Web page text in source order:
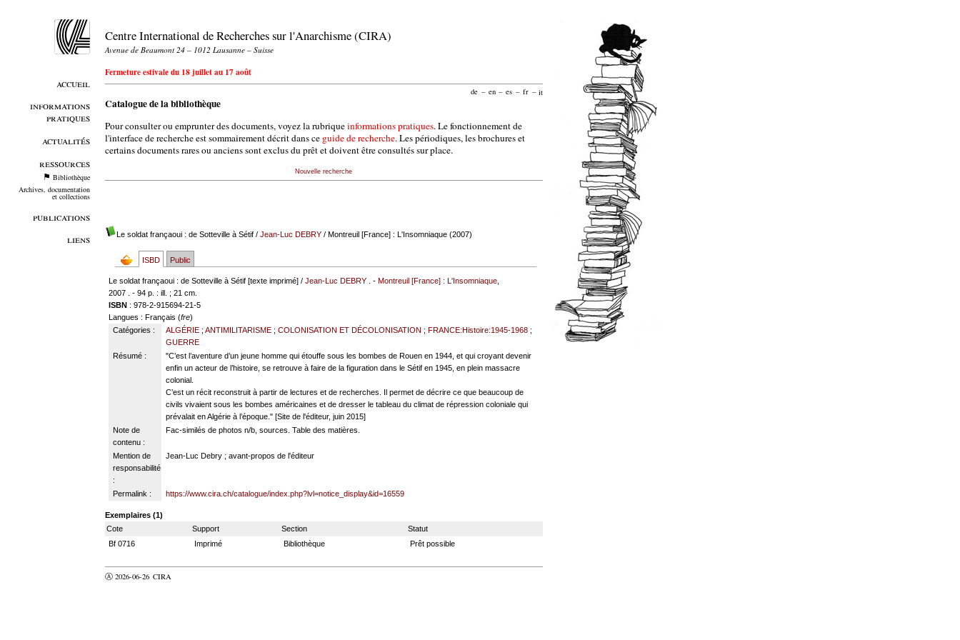
accueil
informations
pratiques
actualités
ressources
Bibliothèque
Archives, documentation
et collections
publications
liens
Centre International de Recherches sur l'Anarchisme (CIRA)
Avenue de Beaumont 24 – 1012 Lausanne – Suisse
Fermeture estivale du 18 juillet au 17 août
de – en – es – fr – it
Catalogue de la bibliothèque
Pour consulter ou emprunter des documents, voyez la rubriqueinformations pratiques. Le fonctionnement de
l'interface de recherche est sommairement décrit dans ce guide de recherche. Les périodiques, les brochures et
certains documents rares ou anciens sont exclus du prêt et doivent être consultés sur place.
Nouvelle recherche
Le soldat françaoui : de Sotteville à Sétif/ Jean-Luc DEBRY/ Montreuil [France] : L'Insomniaque (2007)
ISBD Public
Le soldat françaoui : de Sotteville à Sétif [texte imprimé] /Jean-Luc DEBRY . -Montreuil [France] : L'Insomniaque
2007 . - 94 p. : ill. ; 21 cm.
ISBN : 978-2-915694-21-5
Langues : Français (fre)
Catégories :
ALGÉRIE; ANTIMILITARISME; COLONISATION ET DÉCOLONISATION ; FRANCE:Histoire:1945-1968;
GUERRE
Résumé :
"C’est l’aventure d’un jeune homme qui étouffe sous les bombes de Rouen en 1944, et qui croyant devenir
enfin un acteur de l’histoire, se retrouve à faire de la figuration dans le Sétif en 1945, en plein massacre
colonial.
C’est un récit reconstruit à partir de lectures et de recherches. Il permet de décrire ce que beaucoup de
civils vivaient sous les bombes américaines et de dresser le tableau du climat de répression coloniale qui
prévalait en Algérie à l’époque." [Site de l'éditeur, juin 2015]
Note de
contenu :
Fac-similés de photos n/b, sources. Table des matières.
Mention de
responsabilité
:
Jean-Luc Debry ; avant-propos de l'éditeur
Permalink : https://www.cira.ch/catalogue/index.php?lvl=notice_display&id=16559
Exemplaires (1)
Cote
Support Section
Statut
Bf 0716
Imprimé Bibliothèque Prêt possible
Ⓐ 2026-06-26 CIRA